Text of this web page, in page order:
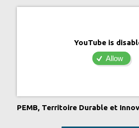
YouTube is
Allow
PEMB, Territoire Durable et